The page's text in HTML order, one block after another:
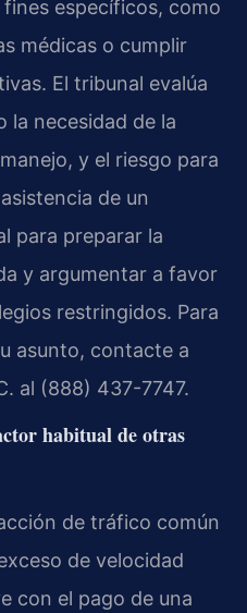
específicos, como
médicas o cumplir
El tribunal evalúa
la necesidad de la
y el riesgo para
de un
para preparar la
y argumentar a favor
restringidos. Para
asunto, contacte a
al (888) 437-7747.
habitual de otras
de tráfico común
de velocidad
con el pago de una